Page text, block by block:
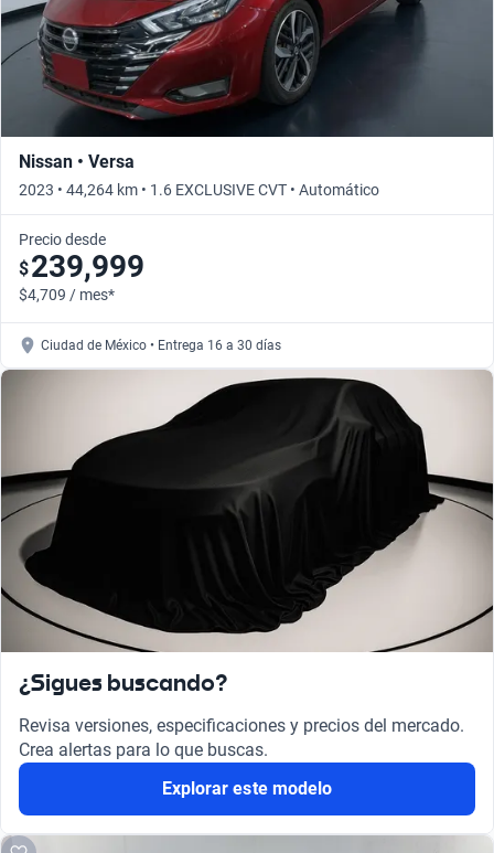
Nissan • Versa
2023 • 44,264 km • 1.6 EXCLUSIVE CVT • Automático
Precio desde
$239,999
$4,709 / mes*
Ciudad de México • Entrega 16 a 30 días
¿Sigues buscando?
Revisa versiones, especificaciones y precios del mercado.
Crea alertas para lo que buscas.
Explorar este modelo